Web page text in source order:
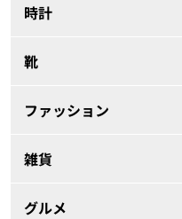
時計
靴
ファッション
雑貨
グルメ